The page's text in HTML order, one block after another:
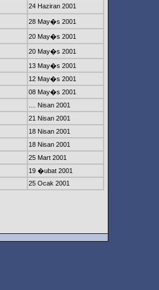
24 Haziran 2001
28 May�s 2001
20 May�s 2001
20 May�s 2001
13 May�s 2001
12 May�s 2001
08 May�s 2001
.... Nisan 2001
21 Nisan 2001
18 Nisan 2001
18 Nisan 2001
25 Mart 2001
19 �ubat 2001
25 Ocak 2001